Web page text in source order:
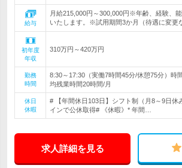
給与
月給215,000円～300,000円※年齢、経験、
いたします。※試用期間3か月（待遇に変更
初年度
年収
310万円～420万円
勤務
時間
8:30～17:30（実働7時間45分/休憩75分）時
均残業時間20時間/月
休日
休暇
# 【年間休日103日】シフト制（月8～9日
インで公休取得# 《休暇》* 年間…
求人詳細を見る